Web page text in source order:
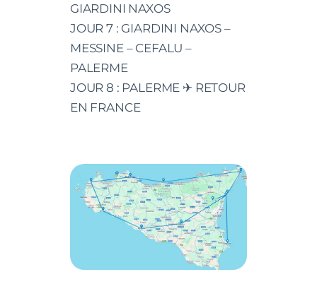
GIARDINI NAXOS
JOUR 7 : GIARDINI NAXOS –
MESSINE – CEFALU –
PALERME
JOUR 8 : PALERME ✈ RETOUR
EN FRANCE